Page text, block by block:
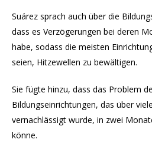
Suárez sprach auch über die
dass es Verzögerungen bei deren
habe, sodass die meisten
seien, Hitzewellen zu bewältigen.
Sie fügte hinzu, dass das Problem
Bildungseinrichtungen, das über
vernachlässigt wurde, in zwei
könne.